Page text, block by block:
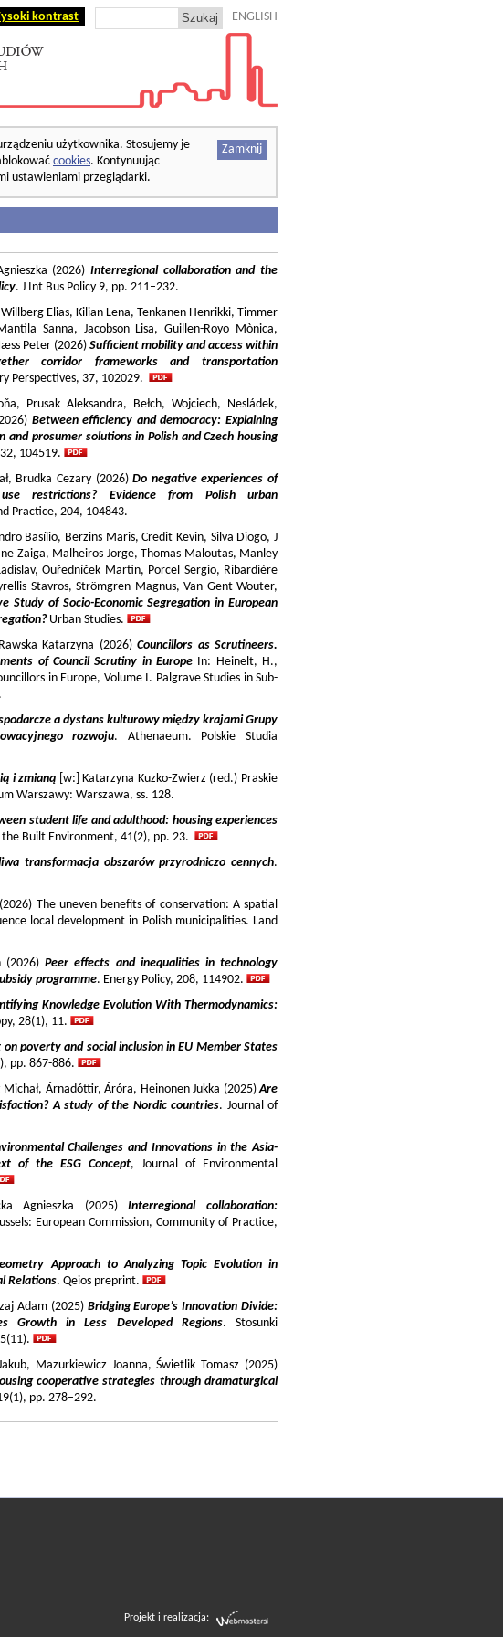
kontrast ENGLISH
Zamknij
użytkownika. Stosujemy je
cookies. Kontynuując
ustawieniami przeglądarki.
(2026) Interregional collaboration and the
. J Int Bus Policy 9, pp. 211–232.
Elias, Kilian Lena, Tenkanen Henrikki, Timmer
Sanna, Jacobson Lisa, Guillen-Royo Mònica,
Peter (2026) Sufficient mobility and access within
corridor frameworks and transportation
Perspectives, 37, 102029.
Prusak Aleksandra, Bełch, Wojciech, Nesládek,
Between efficiency and democracy: Explaining
prosumer solutions in Polish and Czech housing
104519.
Brudka Cezary (2026)Do negative experiences of
restrictions? Evidence from Polish urban
Practice, 204, 104843.
Basílio, Berzins Maris, Credit Kevin, Silva Diogo, J
Zaiga, Malheiros Jorge, Thomas Maloutas, Manley
Ouředníček Martin, Porcel Sergio, Ribardière
Stavros, Strömgren Magnus, Van Gent Wouter,
Study of Socio-Economic Segregation in European
Urban Studies.
Katarzyna (2026) Councillors as Scrutineers.
of Council Scrutiny in EuropeIn: Heinelt, H.,
in Europe, Volume I. Palgrave Studies in Sub-
a dystans kulturowy między krajami Grupy
rozwoju. Athenaeum. Polskie Studia
i zmianą [w:] Katarzyna Kuzko-Zwierz (red.) Praskie
Warszawy: Warszawa, ss. 128.
student life and adulthood: housing experiences
Built Environment, 41(2), pp. 23.
transformacja obszarów przyrodniczo cennych.
The uneven benefits of conservation: A spatial
local development in Polish municipalities. Land
(2026)Peer effects and inequalities in technology
programme. Energy Policy, 208, 114902.
Knowledge Evolution With Thermodynamics:
28(1), 11.
on poverty and social inclusion in EU Member States
pp. 867-886.
Michał, Árnadóttir, Áróra, Heinonen Jukka (2025)Are
A study of the Nordic countries. Journal of
Challenges and Innovations in the Asia-
of the ESG Concept, Journal of Environmental
Agnieszka (2025)Interregional collaboration:
European Commission, Community of Practice,
Approach to Analyzing Topic Evolution in
Relations. Qeios preprint.
Adam (2025) Bridging Europe’s Innovation Divide:
Growth in Less Developed Regions. Stosunki
Mazurkiewicz Joanna, Świetlik Tomasz (2025)
cooperative strategies through dramaturgical
pp. 278–292.
Projekt i realizacja: